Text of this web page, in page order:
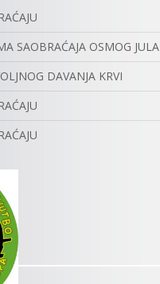
SAOBRAĆAJA OSMOG JULA
DAVANJA KRVI